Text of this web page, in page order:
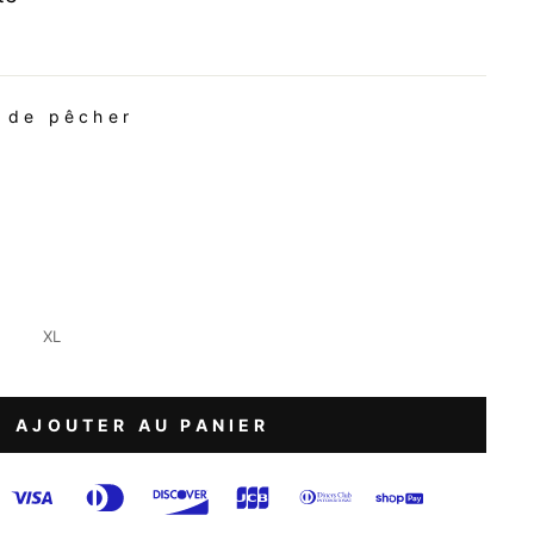
de pêcher
XL
AJOUTER AU PANIER